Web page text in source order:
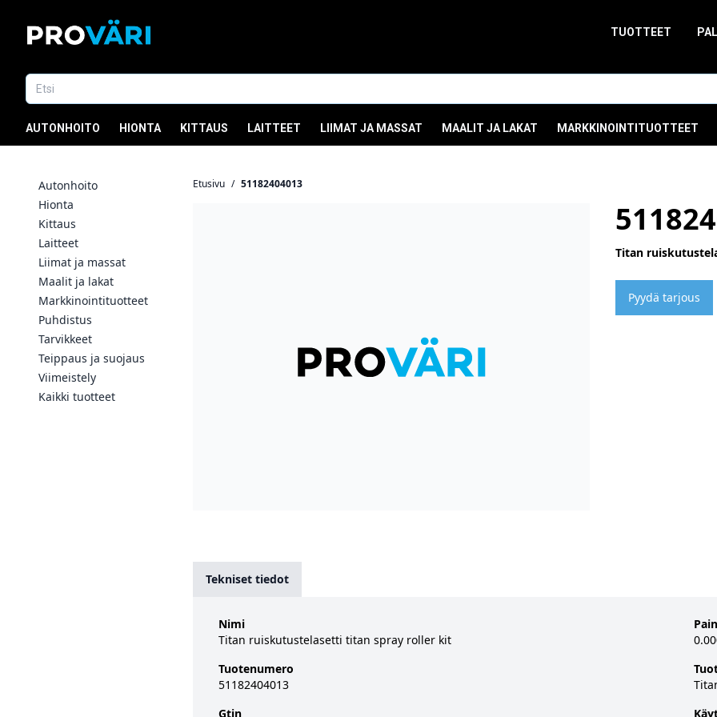
TUOTTEET
AUTONHOITO HIONTA KITTAUS LAITTEET LIIMAT JA MASSAT MAALIT JA LAKAT MARKKINOINTITUOTTEET
Autonhoito
Hionta
Kittaus
Laitteet
Liimat ja massat
Maalit ja lakat
Markkinointituotteet
Puhdistus
Tarvikkeet
Teippaus ja suojaus
Viimeistely
Kaikki tuotteet
Etusivu / 51182404013
Titan
Pyydä tarjous
Tekniset tiedot
Nimi
Titan ruiskutustelasetti titan spray roller kit
Tuotenumero
51182404013
Gtin